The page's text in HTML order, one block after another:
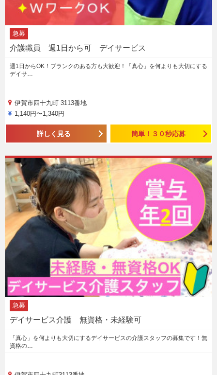
急募
介護職員 週1日から可 デイサービス
週1日からOK！ブランクのある方も大歓迎！「真心」を何よりも大切にする
デイサ…
伊賀市四十九町 3113番地
1,140円〜1,340円
詳しく見る 簡単！３０秒応募
急募
デイサービス介護 無資格・未経験可
「真心」を何よりも大切にするデイサービスの介護スタッフの募集です！無
資格の…